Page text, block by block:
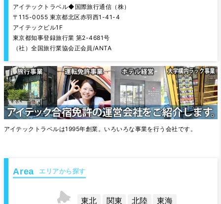
アイテックトラベル◆国際旅行通信（株）
〒115-0055 東京都北区赤羽西1-41-4
アイテックビル1F
東京都知事登録旅行業 第2-4681号
（社）全国旅行業協会正会員/ANTA
アイテックトラベルは1995年創業。いろいろな事業を行う会社です。
エリアから探す
東北 関東 北陸
東海